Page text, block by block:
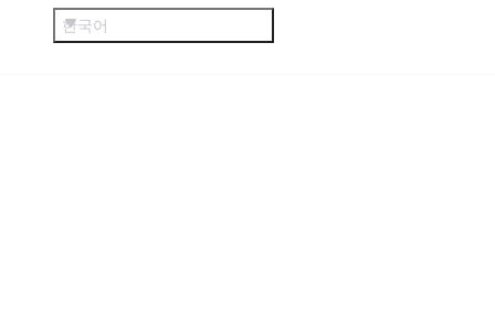
한국어